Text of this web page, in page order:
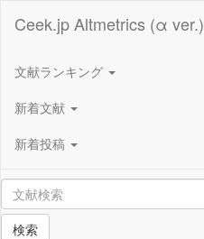
Ceek.jp Altmetrics (α ver.)
文献ランキング
新着文献
新着投稿
検索